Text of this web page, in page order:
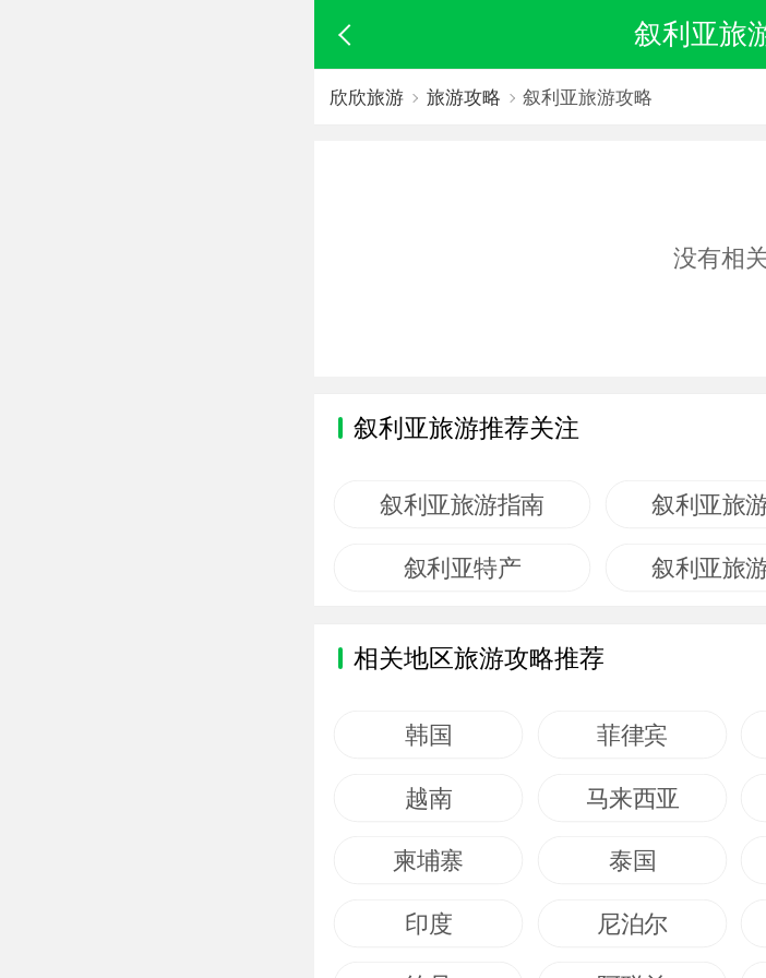
叙利亚旅
欣欣旅游 旅游攻略 叙利亚旅游攻略
没有相
叙利亚旅游推荐关注
叙利亚旅游指南 叙利亚旅
叙利亚特产 叙利亚旅
相关地区旅游攻略推荐
韩国 菲律宾
越南 马来西亚
柬埔寨 泰国
印度 尼泊尔